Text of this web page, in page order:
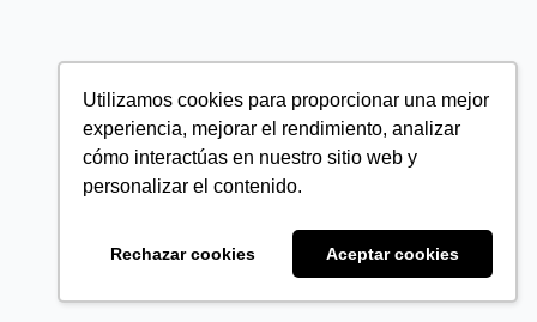
Utilizamos cookies para proporcionar una mejor
experiencia, mejorar el rendimiento, analizar
cómo interactúas en nuestro sitio web y
personalizar el contenido.
Rechazar cookies Aceptar cookies